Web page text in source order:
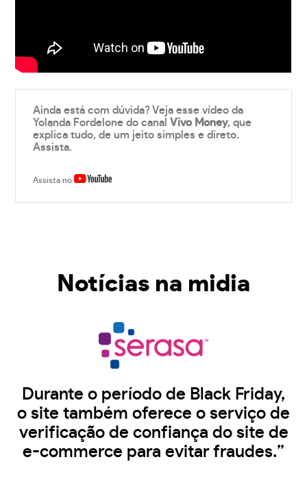
Ainda está com dúvida? Veja esse vídeo da
Yolanda Fordelone do canalVivo Money, que
explica tudo, de um jeito simples e direto.
Assista.
Assista no
Notícias na midia
Durante o período de Black Friday,
o site também oferece o serviço de
verificação de confiança do site de
e-commerce para evitar fraudes.”